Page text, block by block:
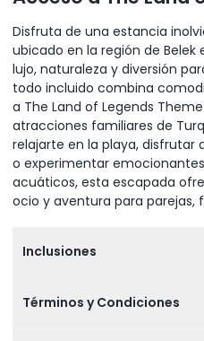
Disfruta de una estancia
ubicado en la región de
lujo, naturaleza y diversión
todo incluido combina
a The Land of Legends
atracciones familiares de
relajarte en la playa,
o experimentar
acuáticos, esta escapada
ocio y aventura para parejas,
Inclusiones
Términos y Condiciones